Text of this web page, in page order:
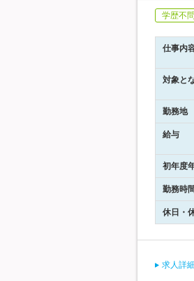
学歴不問
仕事内
対象と
勤務地
給与
初年度
勤務時
休日・
求人詳